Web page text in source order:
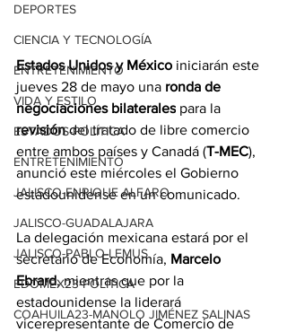
DEPORTES
CIENCIA Y TECNOLOGÍA
ENTRETENIMIENTO
VIDA Y ESTILO
ESTADOS-POLÍTICA
ENTRETENIMIENTO
JALISCO-ENRIQUE ALFARO
JALISCO-GUADALAJARA
JALISCO-PABLO LEMUS
EDOMEX23-POLÍTICA
COAHUILA23-MANOLO JIMÉNEZ SALINAS
Estados Unidos y México iniciarán este
jueves 28 de mayo una ronda de
negociaciones bilaterales para la
revisión del tratado de libre comercio
entre ambos países y Canadá (T-MEC),
anunció este miércoles el Gobierno
estadounidense en un comunicado.
La delegación mexicana estará por el
secretario de Economía, Marcelo
Ebrard, mientras que por la
estadounidense la liderará
vicerepresentante de Comercio de